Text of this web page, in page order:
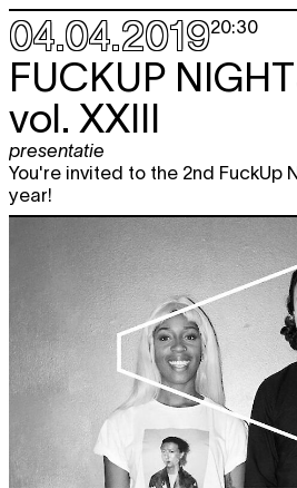
04.04.201920:30
FUCKUP
vol. XXIII
presentatie
You're invited to the 2nd FuckUp
year!